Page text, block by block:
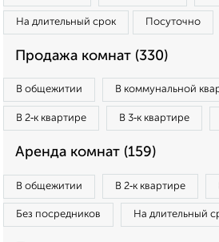
На длительный срок Посуточно
Продажа комнат (330)
В общежитии В коммунальной
В 2‑к квартире В 3‑к квартире
Аренда комнат (159)
В общежитии В 2‑к квартире
Без посредников На длительный